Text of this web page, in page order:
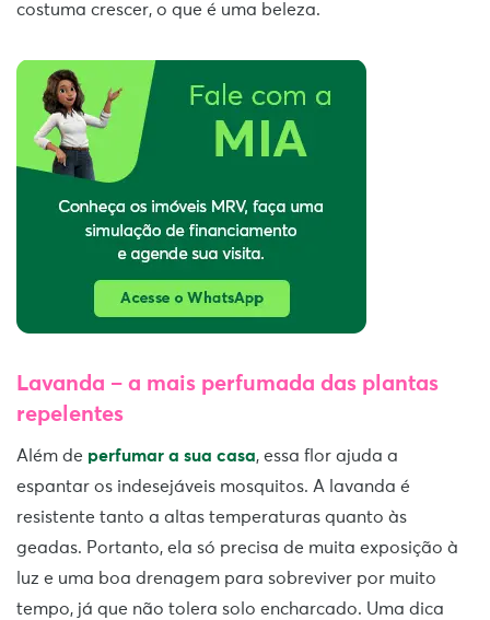
costuma crescer, o que é uma beleza.
Lavanda – a mais perfumada das plantas
repelentes
Além de perfumar a sua casa, essa flor ajuda a
espantar os indesejáveis mosquitos. A lavanda é
resistente tanto a altas temperaturas quanto às
geadas. Portanto, ela só precisa de muita exposição à
luz e uma boa drenagem para sobreviver por muito
tempo, já que não tolera solo encharcado. Uma dica